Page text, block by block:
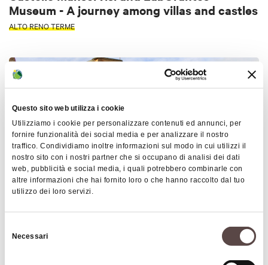
Questo sito web utilizza i cookie
Utilizziamo i cookie per personalizzare contenuti ed annunci, per
fornire funzionalità dei social media e per analizzare il nostro
traffico. Condividiamo inoltre informazioni sul modo in cui utilizzi il
nostro sito con i nostri partner che si occupano di analisi dei dati
web, pubblicità e social media, i quali potrebbero combinarle con
altre informazioni che hai fornito loro o che hanno raccolto dal tuo
utilizzo dei loro servizi.
delNecessari
Museum - A journey among villas and castles
ALTO RENO TERME
ACTIVITY
FROM€ 15
Bentivoglio Fortress – A journey among
VALSAMOGGIA